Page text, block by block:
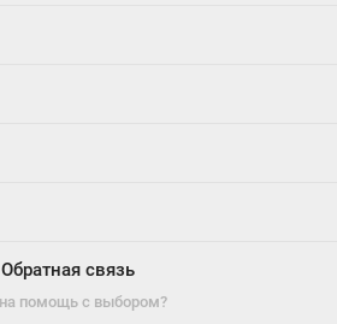
Обратная связь
помощь с выбором?